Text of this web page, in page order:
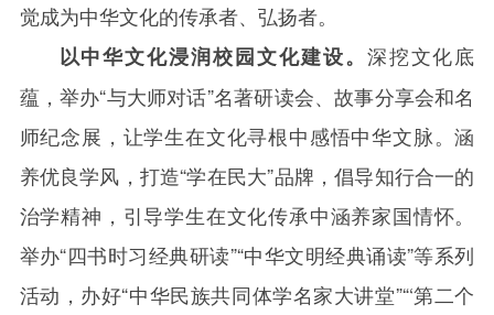
觉成为中华文化的传承者、弘扬者。
以中华文化浸润校园文化建设。 深挖文化底
蕴，举办“与大师对话”名著研读会、故事分享会和名
师纪念展，让学生在文化寻根中感悟中华文脉。涵
养优良学风，打造“学在民大”品牌，倡导知行合一的
治学精神，引导学生在文化传承中涵养家国情怀。
举办“四书时习经典研读”“中华文明经典诵读”等系列
活动，办好“中华民族共同体学名家大讲堂”“‘第二个